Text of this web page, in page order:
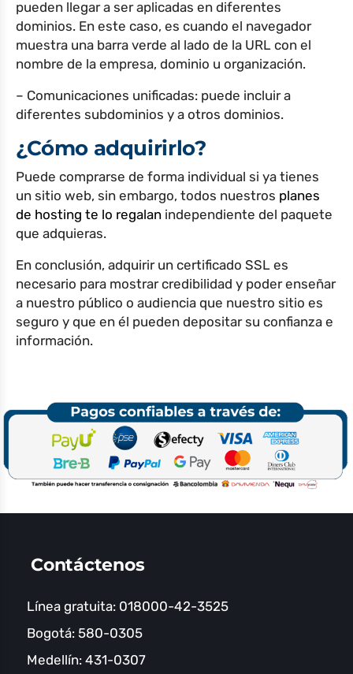
pueden llegar a ser aplicadas en diferentes
dominios. En este caso, es cuando el navegador
muestra una barra verde al lado de la URL con el
nombre de la empresa, dominio u organización.
– Comunicaciones unificadas: puede incluir a
diferentes subdominios y a otros dominios.
¿Cómo adquirirlo?
Puede comprarse de forma individual si ya tienes
un sitio web, sin embargo, todos nuestros planes
de hosting te lo regalan independiente del paquete
que adquieras.
En conclusión, adquirir un certificado SSL es
necesario para mostrar credibilidad y poder enseñar
a nuestro público o audiencia que nuestro sitio es
seguro y que en él pueden depositar su confianza e
información.
Contáctenos
Línea gratuita: 018000-42-3525
Bogotá: 580-0305
Medellín: 431-0307